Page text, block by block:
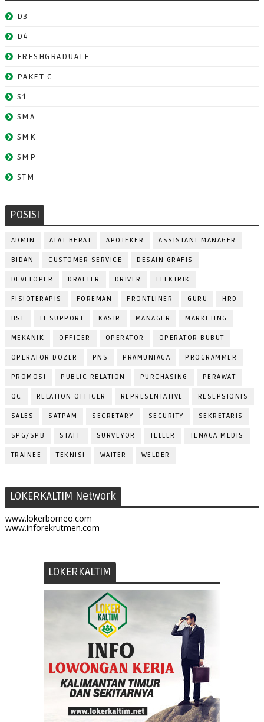
D3
D4
FRESHGRADUATE
PAKET C
S1
SMA
SMK
SMP
STM
POSISI
ADMIN ALAT BERAT APOTEKER ASSISTANT MANAGER
BIDAN CUSTOMER SERVICE DESAIN GRAFIS
DEVELOPER DRAFTER DRIVER ELEKTRIK
FISIOTERAPIS FOREMAN FRONTLINER GURU HRD
HSE IT SUPPORT KASIR MANAGER MARKETING
MEKANIK OFFICER OPERATOR OPERATOR BUBUT
OPERATOR DOZER PNS PRAMUNIAGA PROGRAMMER
PROMOSI PUBLIC RELATION PURCHASING PERAWAT
QC RELATION OFFICER REPRESENTATIVE RESEPSIONIS
SALES SATPAM SECRETARY SECURITY SEKRETARIS
SPG/SPB STAFF SURVEYOR TELLER TENAGA MEDIS
TRAINEE TEKNISI WAITER WELDER
LOKERKALTIM Network
www.lokerborneo.com
www.inforekrutmen.com
LOKERKALTIM